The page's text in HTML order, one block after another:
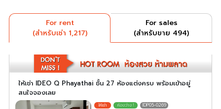
For rent
(สำหรับเช่า 1,217)
For sales
(สำหรับขาย 494)
ให้เช่า IDEO Q Phayathai ชั้น 27 ห้องแต่งครบ พร้อมเข้าอยู่
สนใจจองเลย
IDP05-0269